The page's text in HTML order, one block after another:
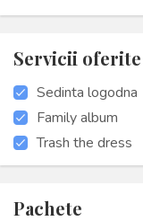
Servicii oferite
Sedinta logodna
Family album
Trash the dress
Pachete